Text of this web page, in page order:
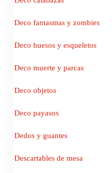
Deco fantasmas y zombies
Deco huesos y esqueletos
Deco muerte y parcas
Deco objetos
Deco payasos
Dedos y guantes
Descartables de mesa